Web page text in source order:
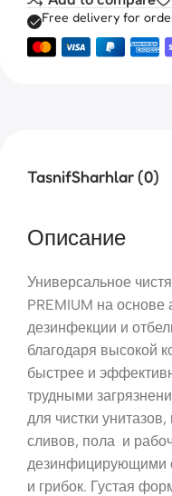
Free delivery for
TasnifSharhlar (0)
Описание
Универсальное
PREMIUM на основе
дезинфекции и
благодаря высокой
быстрее и
трудными
для чистки
сливов, пола и
дезинфицирующими
и грибок. Густая